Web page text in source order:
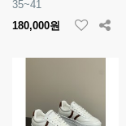
35~41
180,000원